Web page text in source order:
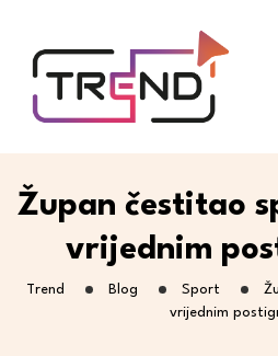
Župan čestitao
vrijednim
Trend Blog Sport
vrijednim